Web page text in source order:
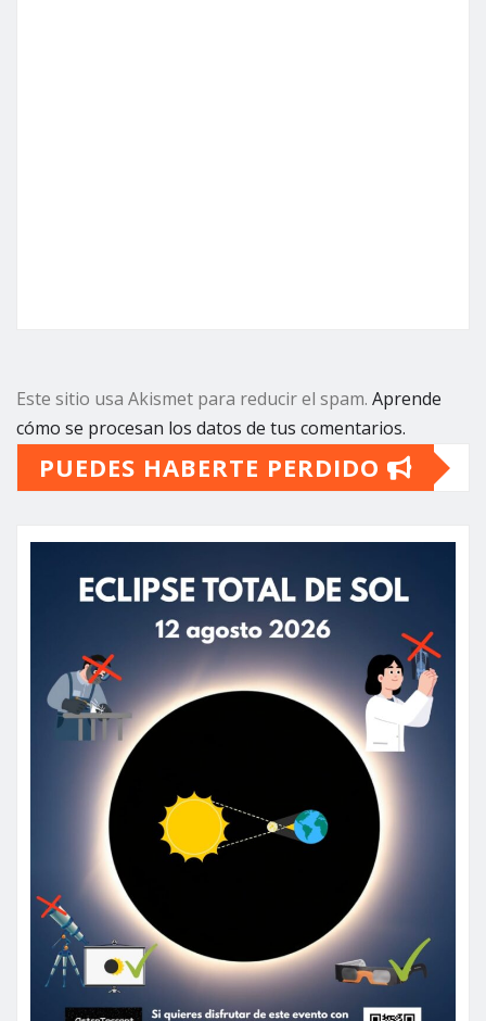
Este sitio usa Akismet para reducir el spam. Aprende
cómo se procesan los datos de tus comentarios.
PUEDES HABERTE PERDIDO